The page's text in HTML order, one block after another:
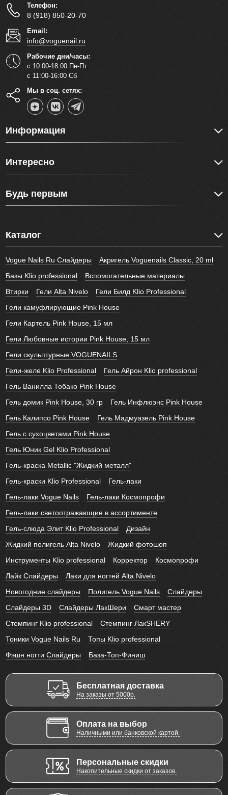
Телефон:
8 (918) 850-20-70
Email:
info@voguenail.ru
Рабочие дни/часы:
с 10:00-18:00 Пн-Пт
с 11:00-16:00 Сб
Мы в соц. сетях:
Информация
Интересно
Будь первым
Каталог
Vogue Nails Ru Слайдеры
Акригель Voguenails Classic, 20 ml
Базы Klio professional
Вспомогательные материалы
Втирки
Гели Alta Nivelo
Гели Билд Klio Professional
Гели камуфлирующие Pink House
Гели Картель Pink House, 15 мл
Гели Любовные истории Pink House, 15 мл
Гели скульптурные VOGUENAILS
Гели-желе Klio Professional
Гель Айрон Klio professional
Гель Ванилла Тобако Pink House
Гель домик Pink House, 30 гр
Гель Инфлюэнс Pink House
Гель Калипсо Pink House
Гель Мадмуазель Pink House
Гель с сухоцветами Pink House
Гель Юник Gel Klio Professional
Гель-краска Metallic "Жидкий металл"
Гель-краски Klio Professional
Гель-лаки
Гель-лаки Vogue Nails
Гель-лаки Космопрофи
Гель-лаки светоотражающие в ассортименте
Гель-слюда Элит Klio Professional
Дизайн
Жидкий полигель Alta Nivelo
Жидкий фотошоп
Инструменты Klio professional
Корректор
Космопрофи
Лайк Слайдеры
Лаки для ногтей Alta Nivelo
Новогодние слайдеры
Полигель Vogue Nails
Слайдеры
Слайдеры 3D
Слайдеры ЛакШери
Смарт мастер
Стемпинг Klio professional
Стемпинг ЛакSHERY
Тоники Vogue Nails Ru
Топы Klio professional
Фэшн ногти Слайдеры
База-Топ-Финиш
Бесплатная доставка
На заказы от 5000р.
Оплата на выбор
Наличными или банковской картой.
Персональные скидки
Накопительные скидки от заказов.